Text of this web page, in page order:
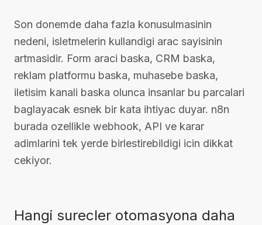
Son donemde daha fazla konusulmasinin
nedeni, isletmelerin kullandigi arac sayisinin
artmasidir. Form araci baska, CRM baska,
reklam platformu baska, muhasebe baska,
iletisim kanali baska olunca insanlar bu parcalari
baglayacak esnek bir kata ihtiyac duyar. n8n
burada ozellikle webhook, API ve karar
adimlarini tek yerde birlestirebildigi icin dikkat
cekiyor.
Hangi surecler otomasyona daha